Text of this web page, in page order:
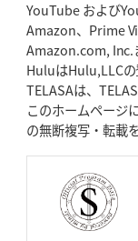
YouTube および
Amazon、Prime
Amazon.com, Inc.
HuluはHulu,LLCの
TELASAは、
このホームページ
の無断複写・転載